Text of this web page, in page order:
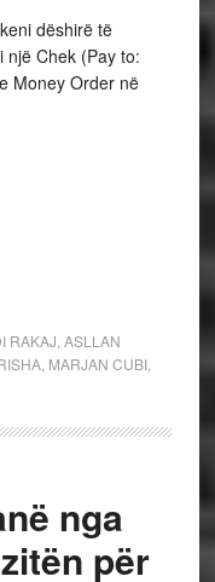
dëshirë të
Chek (Pay to:
Money Order në
RAKAJ ASLLAN
, MARJAN CUBI,
nga
për